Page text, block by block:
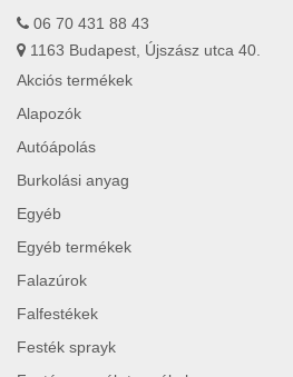
06 70 431 88 43
1163 Budapest, Újszász utca 40.
Akciós termékek
Alapozók
Autóápolás
Burkolási anyag
Egyéb
Egyéb termékek
Falazúrok
Falfestékek
Festék sprayk